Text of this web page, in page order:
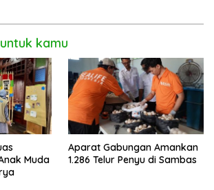
kamu
Muda
Aparat Gabungan Amankan
1.286 Telur Penyu di Sambas